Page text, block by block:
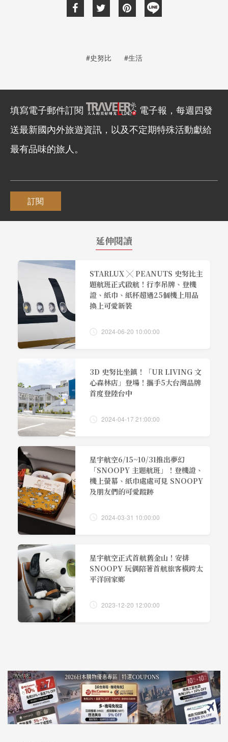
#史努比 #生活
填寫電子郵件訂閱
電子報，每週四發
送最新國內外旅遊資訊，以及不定期特殊活動獻給
最有品味的旅人。
訂閱
延伸閱讀
STARLUX ╳ PEANUTS 史努比主
題航班正式啟航！行李吊牌、登機
證、紙巾、紙杯超過25個機上用品
換上可愛新裝
2024-06-20 10:00:00
3D 史努比坐鎮！「UR LIVING 文
心森林店」登場！攜手5大台灣品牌
首度登陸台中
2024-04-17 21:00:00
星宇航空6/15~10/31推出夢幻
「SNOOPY 主題航班」！登機證、
機上螢幕、紙巾處處可見 SNOOPY
及朋友們的可愛蹤跡
2024-03-31 10:00:00
星宇航空正式首航舊金山！安排
SNOOPY 玩偶陪著首航旅客橫跨太
平洋回家鄉
2023-12-20 12:00:00